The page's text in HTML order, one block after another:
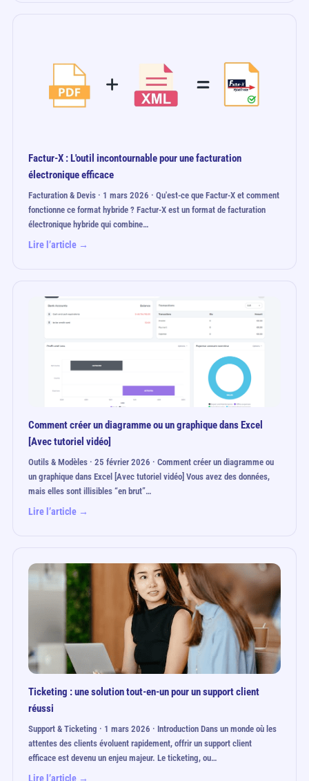
Factur-X : L'outil incontournable pour une facturation
électronique efficace
Facturation & Devis · 1 mars 2026 · Qu'est-ce que Factur-X et comment
fonctionne ce format hybride ? Factur-X est un format de facturation
électronique hybride qui combine…
Lire l’article →
Comment créer un diagramme ou un graphique dans Excel
[Avec tutoriel vidéo]
Outils & Modèles · 25 février 2026 · Comment créer un diagramme ou
un graphique dans Excel [Avec tutoriel vidéo] Vous avez des données,
mais elles sont illisibles “en brut”…
Lire l’article →
Ticketing : une solution tout-en-un pour un support client
réussi
Support & Ticketing · 1 mars 2026 · Introduction Dans un monde où les
attentes des clients évoluent rapidement, offrir un support client
efficace est devenu un enjeu majeur. Le ticketing, ou…
Lire l’article →